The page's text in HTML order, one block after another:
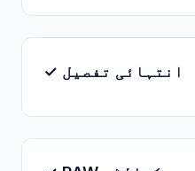
✓ انتہائی تفصیل